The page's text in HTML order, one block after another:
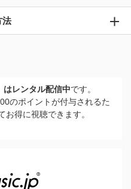
法
はレンタル配信中です。
のポイントが付与されるた
お得に視聴できます。